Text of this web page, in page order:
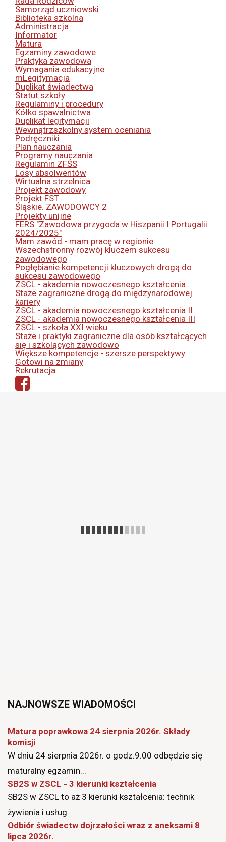
Samorząd uczniowski
Biblioteka szkolna
Administracja
Informator
Matura
Egzaminy zawodowe
Praktyka zawodowa
Wymagania edukacyjne
mLegitymacja
Duplikat świadectwa
Statut szkoły
Regulaminy i procedury
Kółko spawalnictwa
Duplikat legitymacji
Wewnątrzszkolny system oceniania
Podręczniki
Plan nauczania
Programy nauczania
Regulamin ZFŚS
Losy absolwentów
Wirtualna strzelnica
Projekt zawodowy
Projekt FST
Śląskie. ZAWODOWCY 2
Projekty unijne
FERS "Zawodowa przygoda w Hiszpanii I Portugalii
2024/2025"
Mam zawód - mam pracę w regionie
Wszechstronny rozwój kluczem sukcesu
zawodowego
Pogłębianie kompetencji kluczowych drogą do
sukcesu zawodowego
ZSCL - akademia nowoczesnego kształcenia
Staże zagraniczne drogą do międzynarodowej
kariery
ZSCL - akademia nowoczesnego kształcenia II
ZSCL - akademia nowoczesnego kształcenia III
ZSCL - szkoła XXI wieku
Staże i praktyki zagraniczne dla osób kształcących
się i szkolących zawodowo
Większe kompetencje - szersze perspektywy
Gotowi na zmiany
Rekrutacja
NAJNOWSZE WIADOMOŚCI
Matura poprawkowa 24 sierpnia 2026r. Składy
komisji
W dniu 24 sierpnia 2026r. o godz.9.00 odbędzie się
maturalny egzamin...
SB2S w ZSCL - 3 kierunki kształcenia
SB2S w ZSCL to aż 3 kierunki kształcenia: technik
żywienia i usług...
Odbiór świadectw dojrzałości wraz z aneksami 8
lipca 2026r.